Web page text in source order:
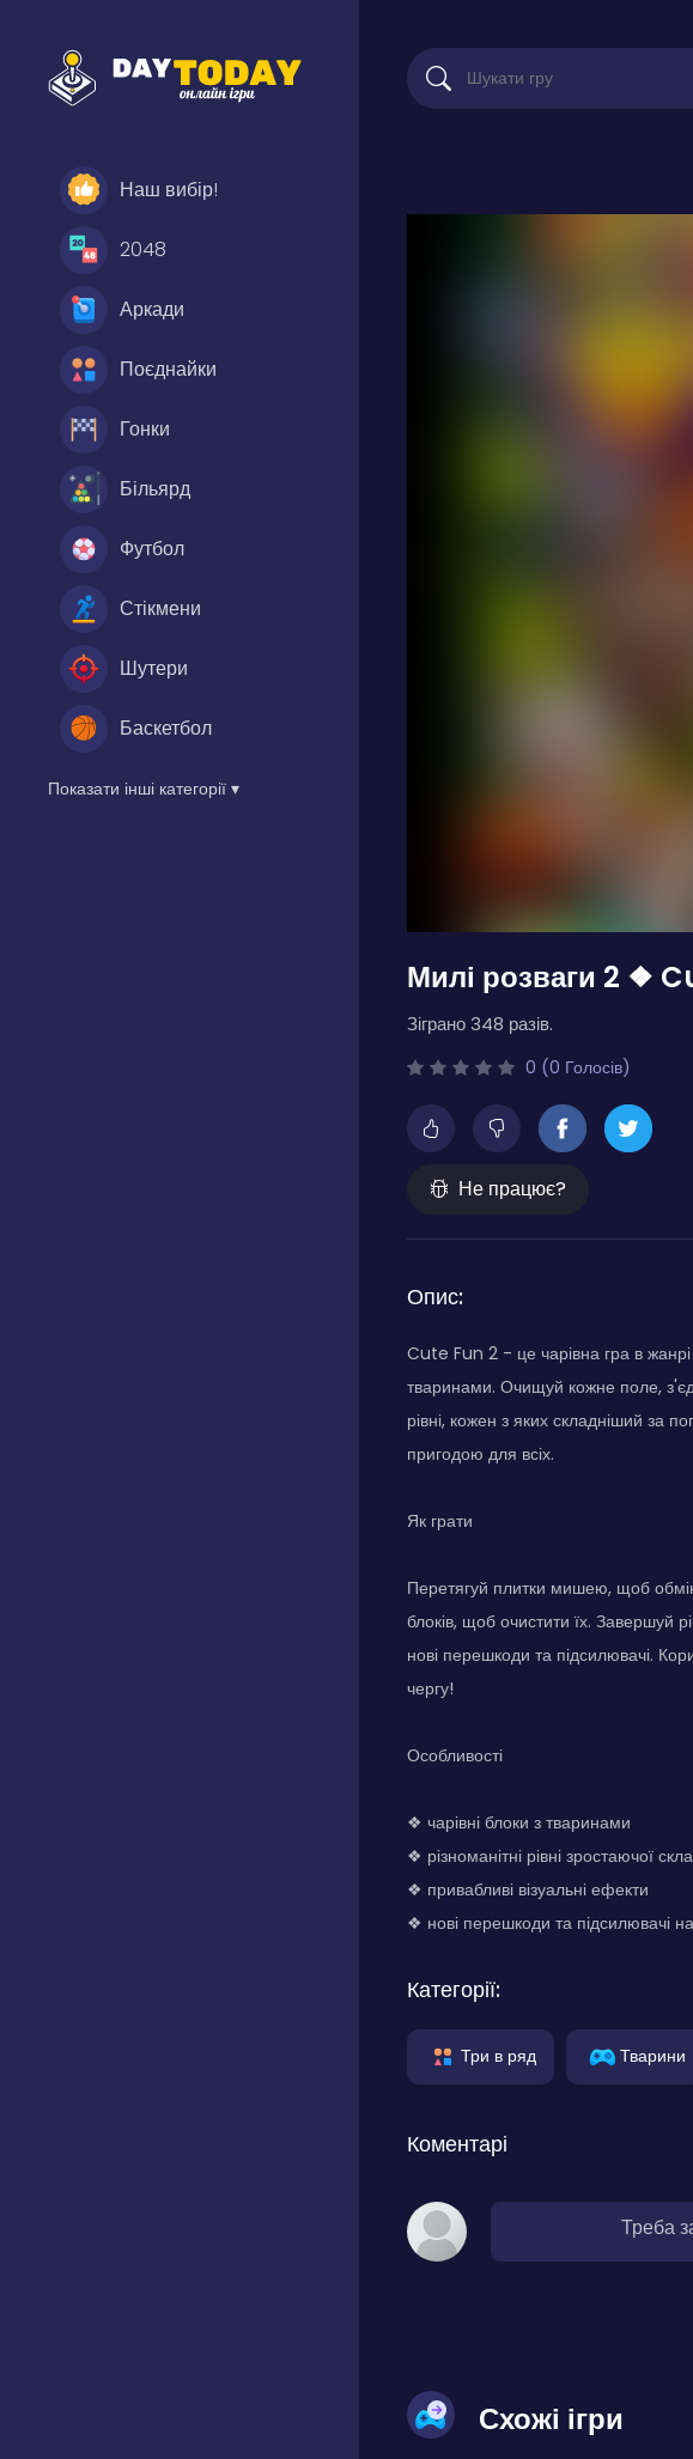
Наш вибір!
2048
Аркади
Поєднайки
Гонки
Більярд
Футбол
Стікмени
Шутери
Баскетбол
Показати інші категорії ▾
Милі розваги 2 ❖
Зіграно 348 разів.
0 (0 Голосів)
Не працює?
Опис:
Cute Fun 2 - це чарівна гра в
тваринами. Очищуй кожне поле,
рівні, кожен з яких складніший за
пригодою для всіх.
Як грати
Перетягуй плитки мишею, щоб
блоків, щоб очистити їх. Завершуй
нові перешкоди та підсилювачі.
чергу!
Особливості
❖ чарівні блоки з тваринами
❖ різноманітні рівні зростаючої
❖ привабливі візуальні ефекти
❖ нові перешкоди та підсилювачі
Категорії:
Три в ряд Тварини
Коментарі
Треба
Схожі ігри